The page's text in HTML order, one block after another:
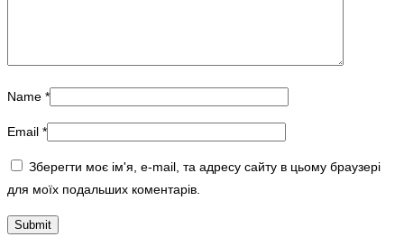
Name *
Email *
Зберегти моє ім'я, e-mail, та адресу сайту в цьому браузері
для моїх подальших коментарів.